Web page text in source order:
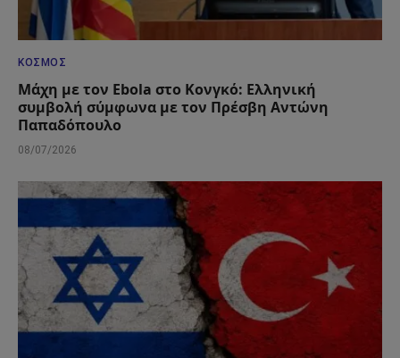
ΚΌΣΜΟΣ
Μάχη με τον Ebola στο Κονγκό: Ελληνική
συμβολή σύμφωνα με τον Πρέσβη Αντώνη
Παπαδόπουλο
08/07/2026